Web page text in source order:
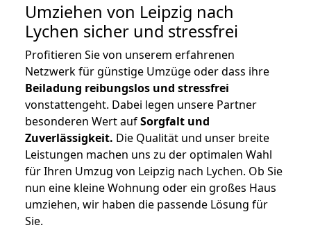
Umziehen von Leipzig nach
Lychen sicher und stressfrei
Profitieren Sie von unserem erfahrenen
Netzwerk für günstige Umzüge oder dass ihre
Beiladung reibungslos und stressfrei
vonstattengeht. Dabei legen unsere Partner
besonderen Wert aufSorgfalt und
Zuverlässigkeit. Die Qualität und unser breite
Leistungen machen uns zu der optimalen Wahl
für Ihren Umzug von Leipzig nach Lychen. Ob Sie
nun eine kleine Wohnung oder ein großes Haus
umziehen, wir haben die passende Lösung für
Sie.